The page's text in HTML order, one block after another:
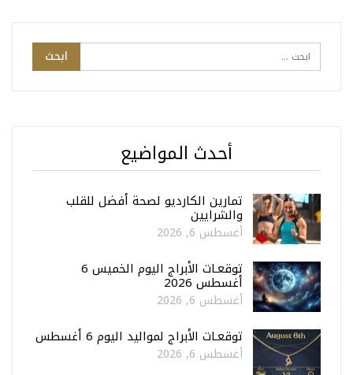
أحدث المواضيع
تمارين الكارديو لصحة أفضل للقلب
والشرايين
أغسطس 6, 2026
توقعـات الأبراج اليوم الخميس 6
أغسطس 2026
أغسطس 6, 2026
توقعـات الأبراج لمواليد اليوم 6 أغسطس
أغسطس 6, 2026